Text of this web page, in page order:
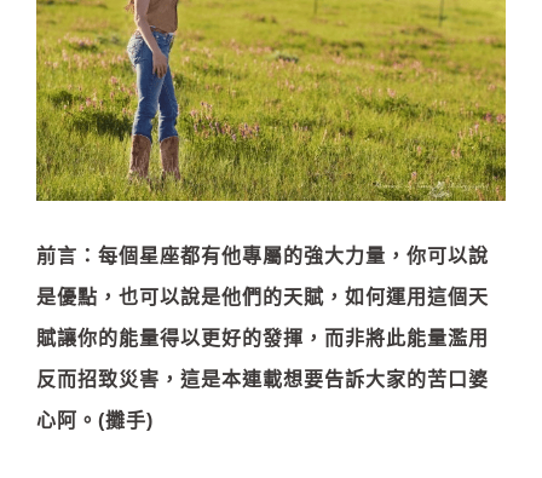
前言：每個星座都有他專屬的強大力量，你可以說
是優點，也可以說是他們的天賦，如何運用這個天
賦讓你的能量得以更好的發揮，而非將此能量濫用
反而招致災害，這是本連載想要告訴大家的苦口婆
心阿。(攤手)